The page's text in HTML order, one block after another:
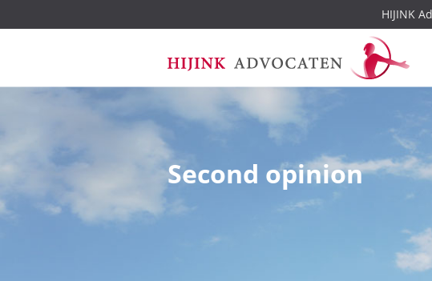
naar
de
inhoud
HIJINK
Second opinion